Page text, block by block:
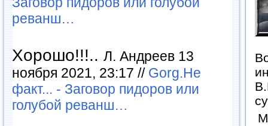
реванш…
Хорошо!!!.. Л. Андреев 13
ноября 2021, 23:17 // Gorg.Не
факт... - Заговор пидоров или
голубой реванш…